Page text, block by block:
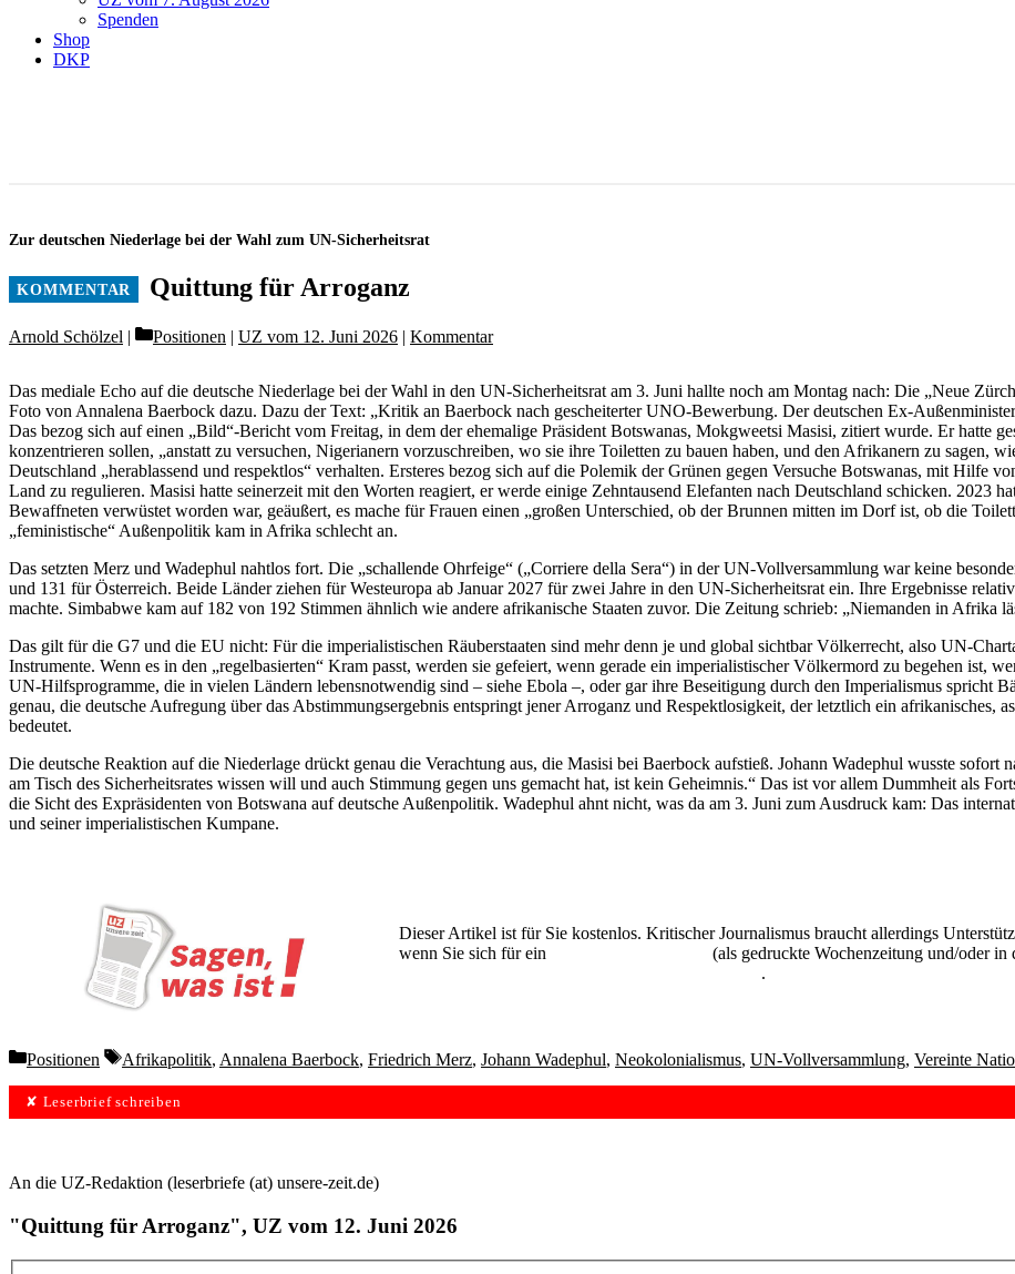
Spenden
Shop
DKP
Zur deutschen Niederlage bei der Wahl zum UN-Sicherheitsrat
Quittung für Arroganz
Arnold Schölzel Categories
Positionen | UZ vom 12. Juni 2026 | Kommentar
Das mediale Echo auf die deutsche Niederlage bei der Wahl in den UN-Sicherheitsrat am 3. Juni hallte noch am Montag nach: Die „Neue
Foto von Annalena Baer­bock dazu. Dazu der Text: „Kritik an Baer­bock nach gescheiterter UNO-Bewerbung. Der deutschen Ex-
Das bezog sich auf einen „Bild“-Bericht vom Freitag, in dem der ehemalige Präsident Botswanas, Mokgweetsi Masisi, zitiert wurde. Er hatte
konzentrieren sollen, „anstatt zu versuchen, Nigerianern vorzuschreiben, wo sie ihre Toiletten zu bauen haben, und den Afrikanern zu sagen,
Deutschland „herablassend und respektlos“ verhalten. Ersteres bezog sich auf die Polemik der Grünen gegen Versuche Botswanas, mit Hilfe
Land zu regulieren. Masisi hatte seinerzeit mit den Worten reagiert, er werde einige Zehntausend Elefanten nach Deutschland schicken. 2023
Bewaffneten verwüstet worden war, geäußert, es mache für Frauen einen „großen Unterschied, ob der Brunnen mitten im Dorf ist, ob die
„feministische“ Außenpolitik kam in Afrika schlecht an.
Das setzten Merz und Wadephul nahtlos fort. Die „schallende Ohrfeige“ („Corriere della Sera“) in der UN-Vollversammlung war keine
und 131 für Österreich. Beide Länder ziehen für Westeuropa ab Januar 2027 für zwei Jahre in den UN-Sicherheitsrat ein. Ihre Ergebnisse
machte. Simbabwe kam auf 182 von 192 Stimmen ähnlich wie andere afrikanische Staaten zuvor. Die Zeitung schrieb: „Niemanden in Afrika
Das gilt für die G7 und die EU nicht: Für die imperialistischen Räuberstaaten sind mehr denn je und global sichtbar Völkerrecht, also UN-
Instrumente. Wenn es in den „regelbasierten“ Kram passt, werden sie gefeiert, wenn gerade ein imperialistischer Völkermord zu begehen ist,
UN-Hilfsprogramme, die in vielen Ländern lebensnotwendig sind – siehe Ebola –, oder gar ihre Beseitigung durch den Imperialismus spricht
genau, die deutsche Aufregung über das Abstimmungsergebnis entspringt jener Arroganz und Respektlosigkeit, der letztlich ein afrikanisches,
bedeutet.
Die deutsche Reaktion auf die Niederlage drückt genau die Verachtung aus, die Masisi bei Baer­bock aufstieß. Johann Wadephul wusste sofort
am Tisch des Sicherheitsrates wissen will und auch Stimmung gegen uns gemacht hat, ist kein Geheimnis.“ Das ist vor allem Dummheit als
die Sicht des Expräsidenten von Botswana auf deutsche Außenpolitik. Wadephul ahnt nicht, was da am 3. Juni zum Ausdruck kam: Das
und seiner imperialistischen Kumpane.
Dieser Artikel ist für Sie kostenlos. Kritischer Journalismus braucht allerdings
wenn Sie sich für ein
(als gedruckte Wochenzeitung und/oder
.
Categories
Positionen Tags
Afrikapolitik, Annalena Baerbock, Friedrich Merz, Johann Wadephul, Neokolonialismus, UN-Vollversammlung, Vereinte
✘ Leserbrief schreiben
An die UZ-Redaktion (leserbriefe (at) unsere-zeit.de)
"Quittung für Arroganz", UZ vom 12. Juni 2026